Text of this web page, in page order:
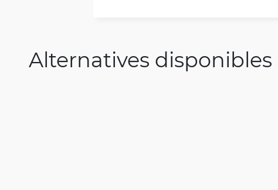
Alternatives disponibles